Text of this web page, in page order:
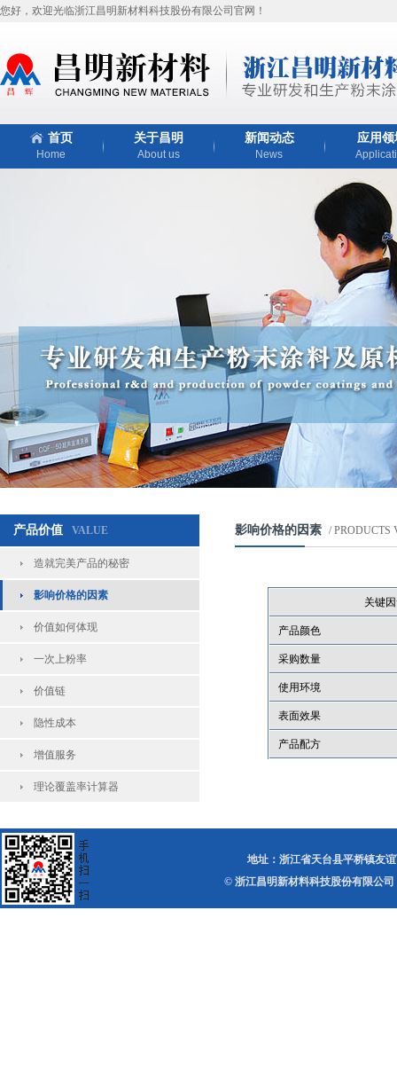
您好，欢迎光临浙江昌明新材料科技股份有限公司官网！
首页
Home
关于昌明
About us
新闻动态
News
应用领
产品价值 VALUE
造就完美产品的秘密
影响价格的因素
价值如何体现
一次上粉率
价值链
隐性成本
增值服务
理论覆盖率计算器
影响价格的因素 / PRODUCTS
关键
产品颜色
采购数量
使用环境
表面效果
产品配方
地址：浙江省天台县平桥镇友
© 浙江昌明新材料科技股份有限公司